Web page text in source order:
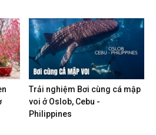
Trải nghiệm Bơi cùng cá mập
voi ở Oslob, Cebu -
Philippines